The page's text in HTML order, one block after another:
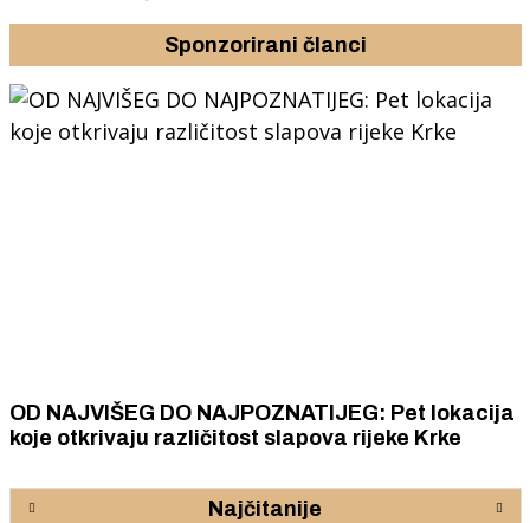
Sponzorirani članci
OD NAJVIŠEG DO NAJPOZNATIJEG: Pet lokacija
koje otkrivaju različitost slapova rijeke Krke
Najčitanije